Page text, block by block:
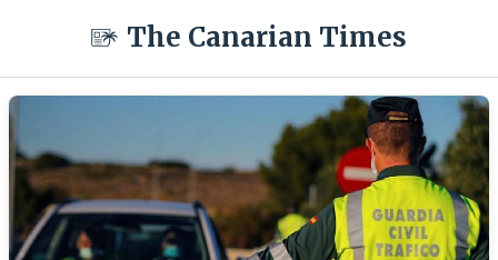
The Canarian Times